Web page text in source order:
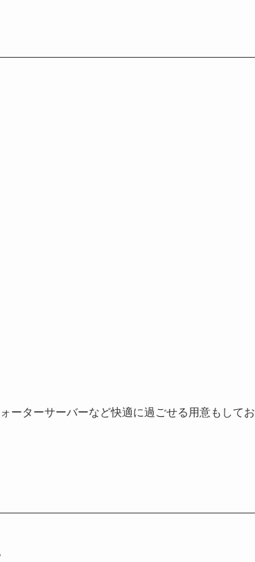
ーターサーバーなど快適に過ごせる用意もしてお